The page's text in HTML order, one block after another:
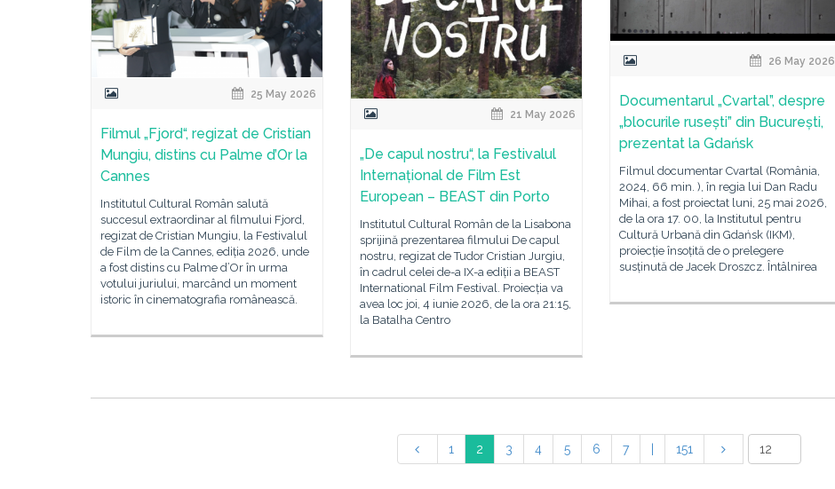
26 May 2026
Documentarul „Cvartal”, despre
„blocurile rusești” din București,
prezentat la Gdańsk
Filmul documentar Cvartal (România,
2024, 66 min. ), în regia lui Dan Radu
Mihai, a fost proiectat luni, 25 mai 2026,
de la ora 17. 00, la Institutul pentru
Cultură Urbană din Gdańsk (IKM),
proiecție însoțită de o prelegere
susținută de Jacek Droszcz. Întâlnirea
25 May 2026
Filmul „Fjord“, regizat de Cristian
Mungiu, distins cu Palme d’Or la
Cannes
Institutul Cultural Român salută
succesul extraordinar al filmului Fjord,
regizat de Cristian Mungiu, la Festivalul
de Film de la Cannes, ediția 2026, unde
a fost distins cu Palme d’Or în urma
votului juriului, marcând un moment
istoric în cinematografia românească.
21 May 2026
„De capul nostru“, la Festivalul
Internațional de Film Est
European – BEAST din Porto
Institutul Cultural Român de la Lisabona
sprijină prezentarea filmului De capul
nostru, regizat de Tudor Cristian Jurgiu,
în cadrul celei de-a IX-a ediții a BEAST
International Film Festival. Proiecția va
avea loc joi, 4 iunie 2026, de la ora 21:15,
la Batalha Centro
1 2 3 4 5 6 7 151